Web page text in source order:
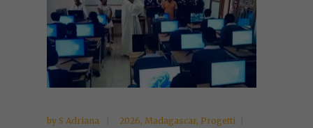
by S Adriana 2026, Madagascar, Progetti